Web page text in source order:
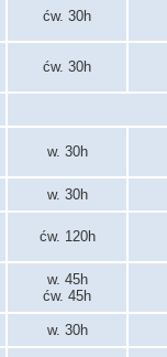
ćw. 30h
ćw. 30h
w. 30h
w. 30h
ćw. 120h
w. 45h
ćw. 45h
w. 30h